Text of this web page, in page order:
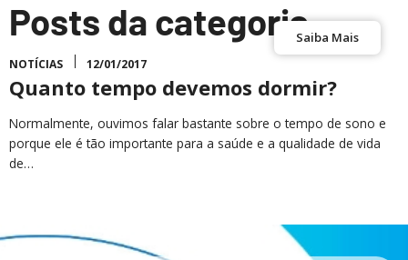
Posts da categoriaSaiba Mais
NOTÍCIAS 12/01/2017
Quanto tempo devemos dormir?
Normalmente, ouvimos falar bastante sobre o tempo de sono e
porque ele é tão importante para a saúde e a qualidade de vida
de…